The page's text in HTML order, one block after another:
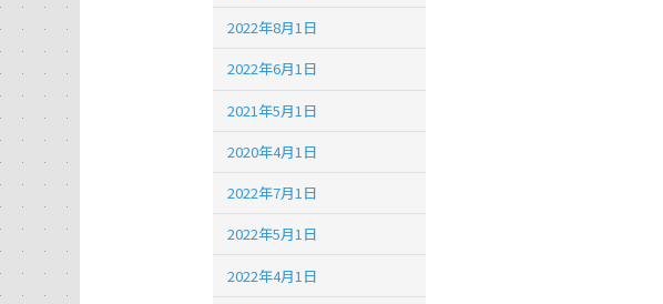
2022年8月1日
2022年6月1日
2021年5月1日
2020年4月1日
2022年7月1日
2022年5月1日
2022年4月1日